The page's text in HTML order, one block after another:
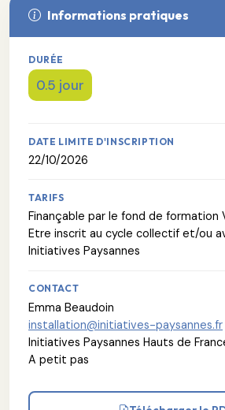
Informations pratiques
DURÉE
0.5 jour
DATE LIMITE D'INSCRIPTION
22/10/2026
TARIFS
Finançable par le fond de formation
Etre inscrit au cycle collectif et/ou
Initiatives Paysannes
CONTACT
Emma Beaudoin
installation@initiatives-paysannes.fr
Initiatives Paysannes Hauts de
A petit pas